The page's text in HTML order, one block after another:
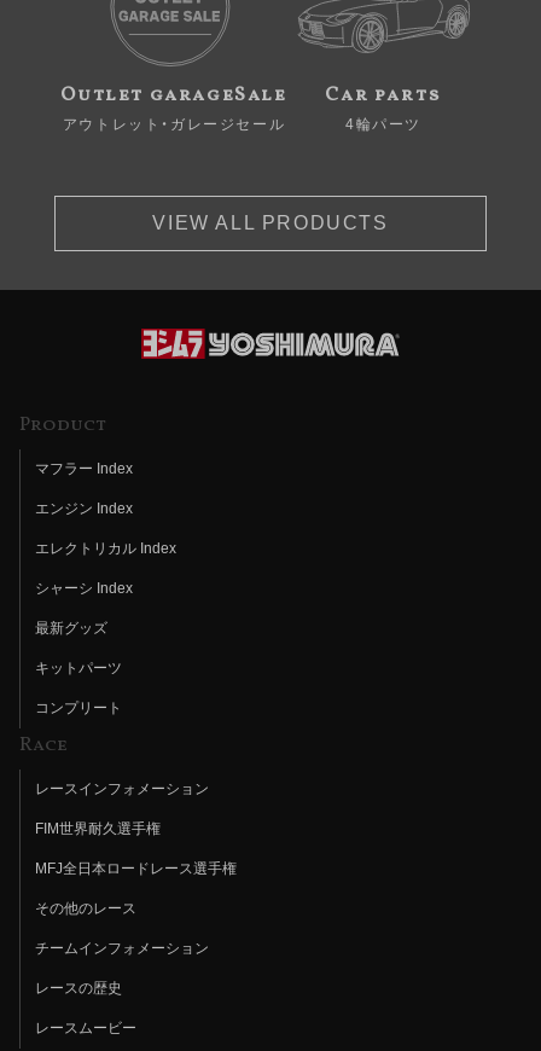
Outlet garageSale
アウトレット・ガレージセール
Car parts
4輪パーツ
VIEW ALL PRODUCTS
Product
マフラー Index
エンジン Index
エレクトリカル Index
シャーシ Index
最新グッズ
キットパーツ
コンプリート
Race
レースインフォメーション
FIM世界耐久選手権
MFJ全日本ロードレース選手権
その他のレース
チームインフォメーション
レースの歴史
レースムービー